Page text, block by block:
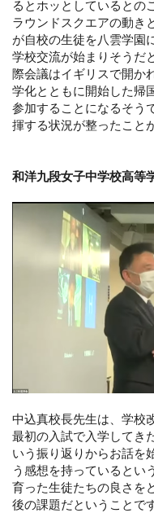
るとホッとしているとの
ラウンドスクエアの動き
が自校の生徒を八雲学園
学校交流が始まりそうだ
際会議はイギリスで開か
学化とともに開始した帰
参加することになるそう
揮する状況が整ったこと
和洋九段女子中学校高等
中込真校長先生は、学校
最初の入試で入学してき
いう振り返りからお話を
う感想を持っているとい
育った生徒たちの良さを
後の課題だということで